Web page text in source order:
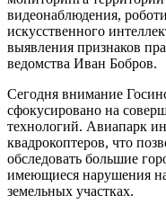
видеонаблюдения,
искусственного
выявления признаков
ведомства Иван Бобров.
Сегодня внимание
сфокусировано на
технологий. Авиапарк
квадрокоптеров, что
обследовать большие
имеющиеся нарушения
земельных участках.